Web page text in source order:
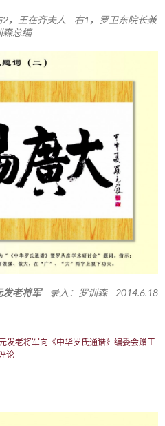
，王在齐夫人 右1，罗卫东院长兼
总编
发老将军录入：罗训森 2014.6.18
发老将军向《中华罗氏通谱》编委会赠工
论